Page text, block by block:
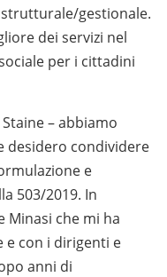
gestionale.
dei servizi nel
per i cittadini
– abbiamo
condividere
e
503/2019. In
Minasi che mi ha
e con i dirigenti e
anni di